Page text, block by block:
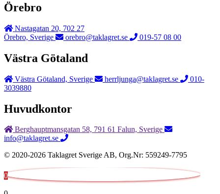
Örebro
Nastagatan 20, 702 27
Örebro, Sverige
orebro@taklagret.se 019-57 08 00
Västra Götaland
Västra Götaland, Sverige herrljunga@taklagret.se
010-
3039880
Huvudkontor
Berghauptmansgatan 58, 791 61 Falun, Sverige
info@taklagret.se
© 2020-2026 Taklagret Sverige AB, Org.Nr: 559249-7795
0